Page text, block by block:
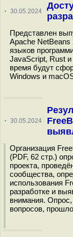
· 30.05.2024
Представлен
Apache NetBeans
языков
JavaScript, Rust
время будут
Windows и
· 30.05.2024
Организация
(PDF, 62 стр.)
проекта,
сообщества,
использования
разработке и
внимания.
вопросов,